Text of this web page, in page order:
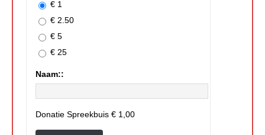
€ 1
€ 2.50
€ 5
€ 25
Naam::
Donatie Spreekbuis € 1,00